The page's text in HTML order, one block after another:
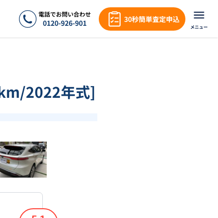
電話でお問い合わせ
0120-926-901 30秒簡単査定申込
メニュー
2022年式]
1/18